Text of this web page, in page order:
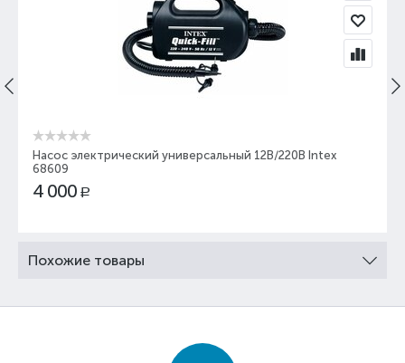
Насос электрический универсальный 12В/220В Intex
68609
4 000 Р
Похожие товары